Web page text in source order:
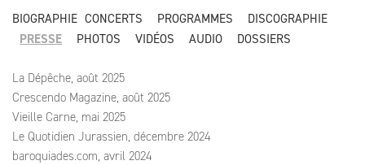
BIOGRAPHIE CONCERTS PROGRAMMES
DISCOGRAPHIE
PRESSE
PHOTOS VIDÉOS AUDIO DOSSIERS
La Dépêche, août 2025
Crescendo Magazine, août 2025
Vieille Carne, mai 2025
Le Quotidien Jurassien, décembre 2024
baroquiades.com, avril 2024